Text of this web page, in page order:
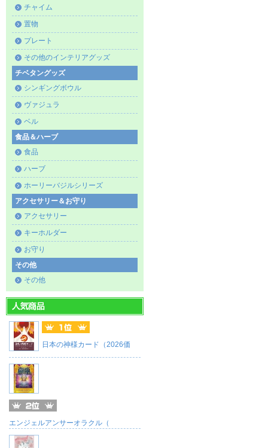
チャイム
置物
プレート
その他のインテリアグッズ
チベタングッズ
シンギングボウル
ヴァジュラ
ベル
食品＆ハーブ
食品
ハーブ
ホーリーバジルシリーズ
アクセサリー＆お守り
アクセサリー
キーホルダー
お守り
その他
その他
日本の神様カード（2026価
エンジェルアンサーオラクル（